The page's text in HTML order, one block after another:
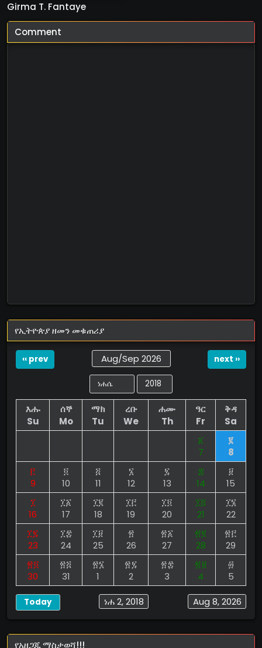
Girma T. Fantaye
Comment
የኢትዮጵያ ዘመን መቁጠሪያ
‹‹ prev Aug/Sep 2026 next ››
እሑ
Su
ሰኞ
Mo
ማክ
Tu
ረቡ
We
ሐሙ
Th
ዓር
Fr
ቅዳ
Sa
፩
7
፪
8
፫
9
፬
10
፭
11
፮
12
፯
13
፰
14
፱
15
፲
16
፲፩
17
፲፪
18
፲፫
19
፲፬
20
፲፭
21
፲፮
22
፲፯
23
፲፰
24
፲፱
25
፳
26
፳፩
27
፳፪
28
፳፫
29
፳፬
30
፳፭
31
፳፮
1
፳፯
2
፳፰
3
፳፱
4
፴
5
Aug 8, 2026
ነሐ 2, 2018
Today
የአዘጋጁ ማስታወሻ!!!